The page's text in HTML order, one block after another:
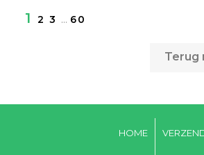
1 2 3 … 60
Terug
HOME